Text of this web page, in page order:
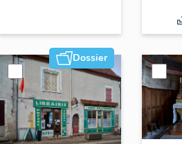
Dossier